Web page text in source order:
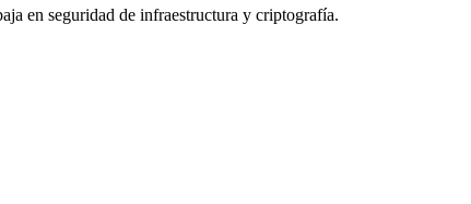
en seguridad de infraestructura y criptografía.